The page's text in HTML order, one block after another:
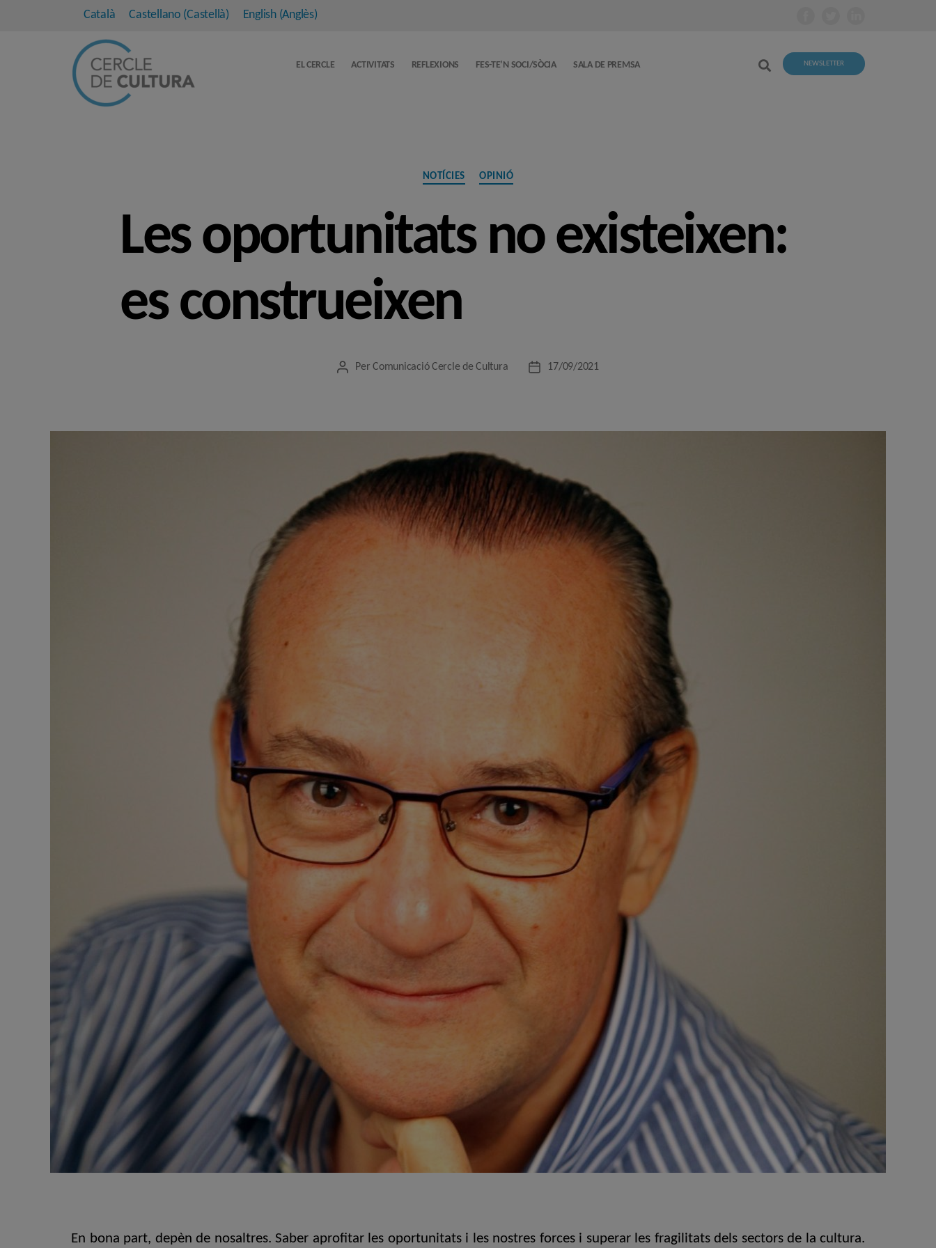
Català Castellano (Castellà) English(Anglès)
EL CERCLE ACTIVITATS REFLEXIONS FES-TE’N SOCI/SÒCIA SALA DE PREMSA NEWSLETTER
Categories
NOTÍCIES OPINIÓ
Les oportunitats no existeixen:
es construeixen
Autor
PerComunicació Cercle de Cultura
Data17/09/2021
En bona part, depèn de nosaltres. Saber aprofitar les oportunitats i les nostres forces i superar les fragilitats dels sectors de la cultura.